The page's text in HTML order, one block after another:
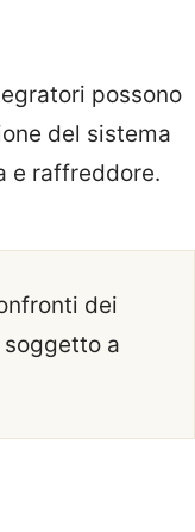
possono
del sistema
e raffreddore.
dei
a